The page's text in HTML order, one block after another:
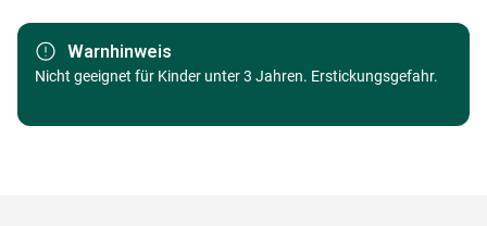
Marke Trefl
Kategorie Puzzle - Dekoration und Objekte
Alter
Puzzle für Erwachsene (500 bis
Warnhinweis
Nicht geeignet für Kinder unter 3 Jahren. Erstickungsgefahr.